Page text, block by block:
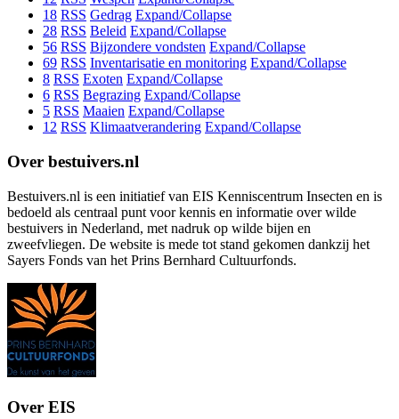
18 RSS Gedrag Expand/Collapse
28 RSS Beleid Expand/Collapse
56 RSS Bijzondere vondsten Expand/Collapse
69 RSS Inventarisatie en monitoring Expand/Collapse
8 RSS Exoten Expand/Collapse
6 RSS Begrazing Expand/Collapse
5 RSS Maaien Expand/Collapse
12 RSS Klimaatverandering Expand/Collapse
Over bestuivers.nl
Bestuivers.nl is een initiatief van EIS Kenniscentrum Insecten en is
bedoeld als centraal punt voor kennis en informatie over wilde
bestuivers in Nederland, met nadruk op wilde bijen en
zweefvliegen. De website is mede tot stand gekomen dankzij het
Sayers Fonds van het Prins Bernhard Cultuurfonds.
Over EIS